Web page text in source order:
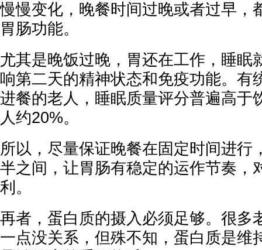
慢慢变化，晚餐时间过晚或者过早，
胃肠功能。
尤其是晚饭过晚，胃还在工作，睡眠
响第二天的精神状态和免疫功能。有
进餐的老人，睡眠质量评分普遍高于
人约20%。
所以，尽量保证晚餐在固定时间进行
半之间，让胃肠有稳定的运作节奏，
利。
再者，蛋白质的摄入必须足够。很多
一点没关系，但殊不知，蛋白质是维